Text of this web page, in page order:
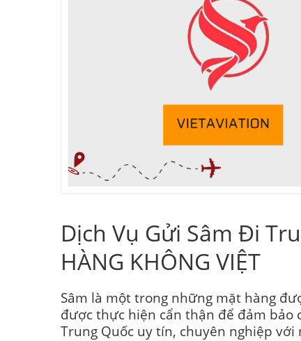
Dịch Vụ Gửi Sâm Đi
HÀNG KHÔNG VIỆT
Sâm là một trong những mặt hàng
được thực hiện cẩn thận để đảm bảo
Trung Quốc uy tín, chuyên nghiệp